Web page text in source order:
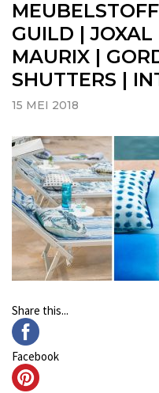
GUILD |
MAURIX |
SHUTTERS |
15 MEI 2018
Share this...
Facebook